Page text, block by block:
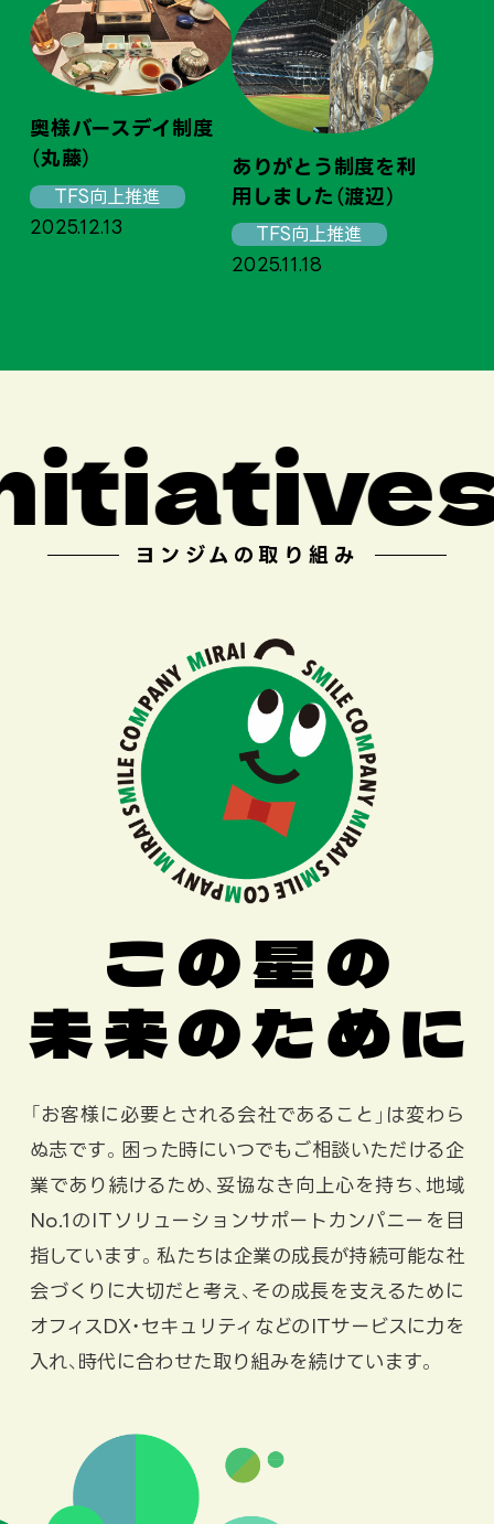
奥様バースデイ制度
（丸藤）
TFS向上推進
2025.12.13
ありがとう制度を利
用しました（渡辺）
TFS向上推進
2025.11.18
ヨンジムの取り組み
この星の
未来のために
「お客様に必要とされる会社であること」は変わら
ぬ志です。困った時にいつでもご相談いただける企
業であり続けるため、妥協なき向上心を持ち、地域
No.1のITソリューションサポートカンパニーを目
指しています。私たちは企業の成長が持続可能な社
会づくりに大切だと考え、その成長を支えるために
オフィスDX・セキュリティなどのITサービスに力を
入れ、時代に合わせた取り組みを続けています。